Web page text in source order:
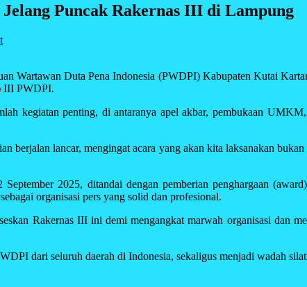
Puncak Rakernas III di Lampung
Wartawan Duta Pena Indonesia (PWDPI) Kabupaten Kutai
III PWDPI.
kegiatan penting, di antaranya apel akbar, pembukaan
berjalan lancar, mengingat acara yang akan kita laksanakan
2025, ditandai dengan pemberian penghargaan
organisasi pers yang solid dan profesional.
Rakernas III ini demi mengangkat marwah organisasi dan
dari seluruh daerah di Indonesia, sekaligus menjadi wadah